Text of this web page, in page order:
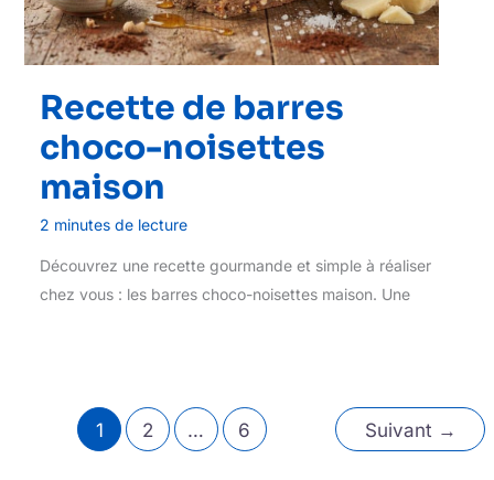
Recette de barres
choco-noisettes
maison
2 minutes de lecture
Découvrez une recette gourmande et simple à réaliser
chez vous : les barres choco-noisettes maison. Une
1 2 … 6 Suivant →